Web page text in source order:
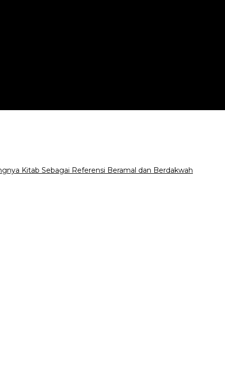
Kitab Sebagai Referensi Beramal dan Berdakwah